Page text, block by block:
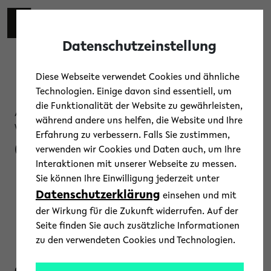
Skip to main content
Austausch, Diskussion, Ringvorlesung,
Wissenschaftliches Programm
Chemie und
Nachhaltigkeit –
Ringvorlesung
Datenschutzeinstellung
Diese Webseite verwendet Cookies und ähnliche
Technologien. Einige davon sind essentiell, um
die Funktionalität der Website zu gewährleisten,
während andere uns helfen, die Website und Ihre
Erfahrung zu verbessern. Falls Sie zustimmen,
verwenden wir Cookies und Daten auch, um Ihre
Interaktionen mit unserer Webseite zu messen.
Sie können Ihre Einwilligung jederzeit unter
Datenschutzerklärung einsehen und mit
der Wirkung für die Zukunft widerrufen. Auf der
Seite finden Sie auch zusätzliche Informationen
zu den verwendeten Cookies und Technologien.